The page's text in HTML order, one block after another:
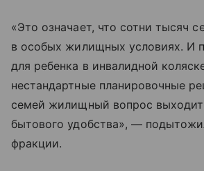
«Это означает, что сотни тысяч
в особых жилищных условиях. И
для ребенка в инвалидной
нестандартные планировочные
семей жилищный вопрос
бытового удобства», —
фракции.